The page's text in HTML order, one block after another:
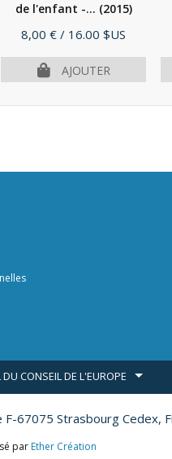
de l'enfant -... (2015)
Prix
8,00 € / 16.00 $US
AJOUTER
CONSEIL DE L'EUROPE
F-67075 Strasbourg Cedex,
par Ether Création